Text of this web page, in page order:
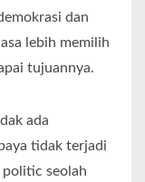
dan
lebih memilih
tujuannya.
ada
tidak terjadi
politic seolah